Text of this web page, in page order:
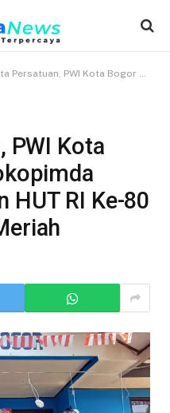
PWI Kota Bogor Bareng Fokopimda Kompak Rayakan HUT RI Ke-80 dengan Lomba Meriah
PWI Kota
HUT RI Ke-80